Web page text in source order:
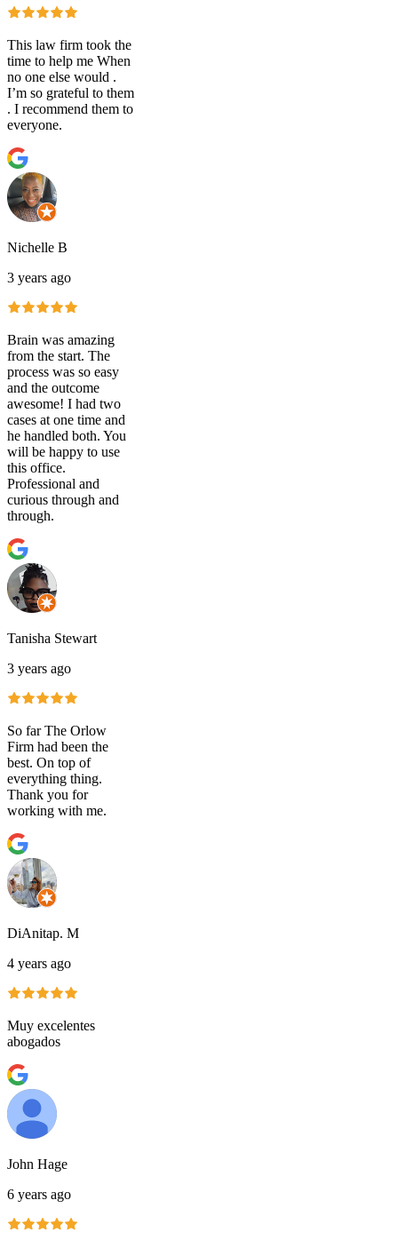
This law firm took the
time to help me When
no one else would .
I’m so grateful to them
. I recommend them to
everyone.
Nichelle B
3 years ago
Brain was amazing
from the start. The
process was so easy
and the outcome
awesome! I had two
cases at one time and
he handled both. You
will be happy to use
this office.
Professional and
curious through and
through.
Tanisha Stewart
3 years ago
So far The Orlow
Firm had been the
best. On top of
everything thing.
Thank you for
working with me.
DiAnitap. M
4 years ago
Muy excelentes
abogados
John Hage
6 years ago